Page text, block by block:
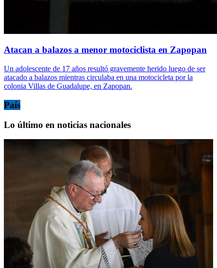
Atacan a balazos a menor motociclista en Zapopan
Un adolescente de 17 años resultó gravemente herido luego de ser
atacado a balazos mientras circulaba en una motocicleta por la
colonia Villas de Guadalupe, en Zapopan.
País
Lo último en noticias nacionales